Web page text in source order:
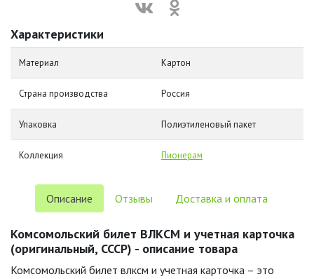
Характеристики
Материал Картон
Страна производства Россия
Упаковка Полиэтиленовый пакет
Коллекция Пионерам
Описание Отзывы Доставка и оплата
Комсомольский билет ВЛКСМ и учетная карточка
(оригинальный, СССР) - описание товара
Комсомольский билет влксм и учетная карточка – это